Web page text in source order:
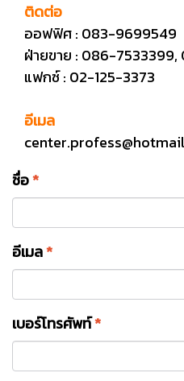
ติดต่อ
ออฟฟิศ : 083-9699549
ฝ่ายขาย : 086-
แฟกซ์ : 02-125-3373
อีเมล
ชื่อ*
อีเมล*
เบอร์โทรศัพท์*